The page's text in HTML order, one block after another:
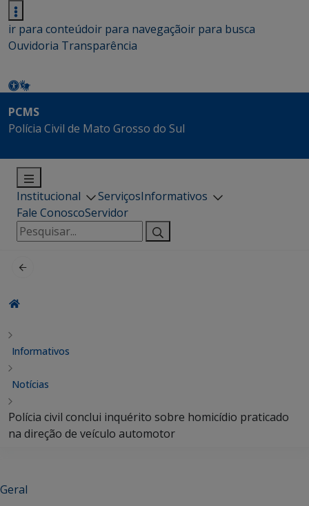
ir para conteúdoir para navegaçãoir para busca
Ouvidoria Transparência
PCMS
Polícia Civil de Mato Grosso do Sul
Institucional ServiçosInformativos
Fale ConoscoServidor
Pesquisar
por:
Informativos
Notícias
Polícia civil conclui inquérito sobre homicídio praticado
na direção de veículo automotor
Geral